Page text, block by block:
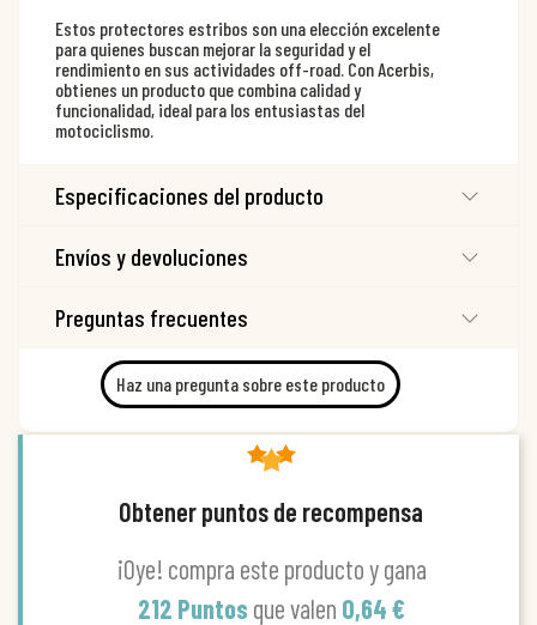
Estos protectores estribos son una elección excelente
para quienes buscan mejorar la seguridad y el
rendimiento en sus actividades off-road. Con Acerbis,
obtienes un producto que combina calidad y
funcionalidad, ideal para los entusiastas del
motociclismo.
Especificaciones del producto
Envíos y devoluciones
Preguntas frecuentes
Haz una pregunta sobre este producto
Obtener puntos de recompensa
¡Oye! compra este producto y gana
212 Puntos que valen 0,64 €